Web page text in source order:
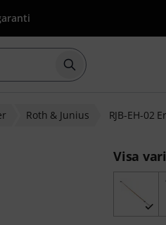
Börja sökningen
Roth & Junius RJB-EH-02
Visa